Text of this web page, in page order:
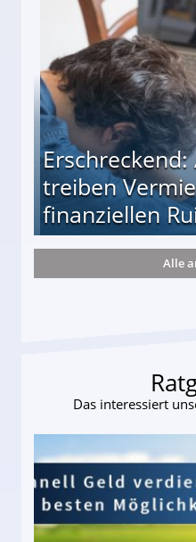
treiben
finanziellen
(34) in den finanziellen
Alle
Das interessiert